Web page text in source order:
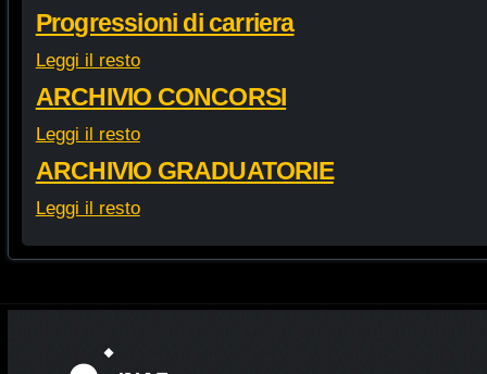
Progressioni di carriera
Leggi il resto
ARCHIVIO CONCORSI
Leggi il resto
ARCHIVIO GRADUATORIE
Leggi il resto